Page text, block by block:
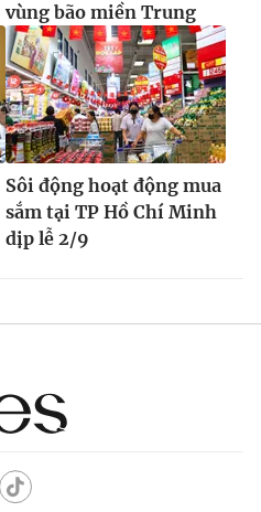
vùng bão miền Trung
Sôi động hoạt động mua
sắm tại TP Hồ Chí Minh
dịp lễ 2/9